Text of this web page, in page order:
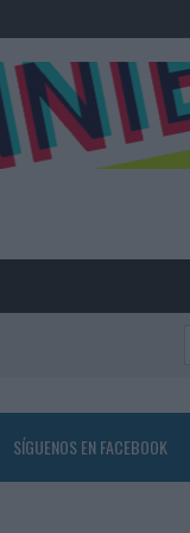
SÍGUENOS EN FACEBOOK